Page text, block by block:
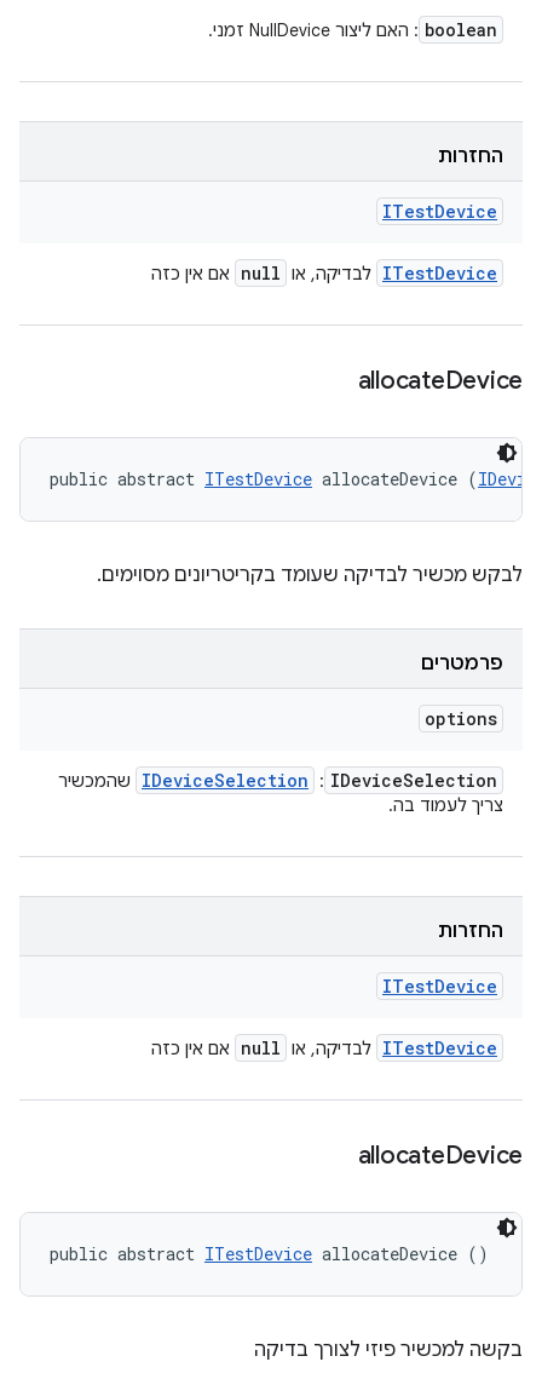
boolean : האם ליצור NullDevice זמני.
החזרות
ITestDevice
ITestDevice לבדיקה, או null אם אין כזה
allocateDevice
public abstract ITestDevice allocateDevice (
לבקש מכשיר לבדיקה שעומד בקריטריונים מסוימים.
פרמטרים
options
IDeviceSelection
:
IDeviceSelection
שהמכשיר
צריך לעמוד בה.
החזרות
ITestDevice
ITestDevice לבדיקה, או null אם אין כזה
allocateDevice
public abstract ITestDevice allocateDevice ()
בקשה למכשיר פיזי לצורך בדיקה